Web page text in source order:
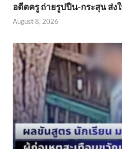
อดีตครู ถ่ายรูปปืน-กระสุน ส่ง
August 8, 2026